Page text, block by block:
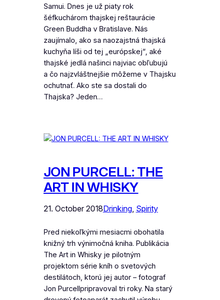
Samui. Dnes je už piaty rok
šéfkuchárom thajskej reštaurácie
Green Buddha v Bratislave. Nás
zaujímalo, ako sa naozajstná thajská
kuchyňa líši od tej „európskej“, aké
thajské jedlá našinci najviac obľubujú
a čo najzvláštnejšie môžeme v Thajsku
ochutnať. Ako ste sa dostali do
Thajska? Jeden…
JON PURCELL: THE
ART IN WHISKY
21. October 2018Drinking, Spirity
Pred niekoľkými mesiacmi obohatila
knižný trh výnimočná kniha. Publikácia
The Art in Whisky je pilotným
projektom série kníh o svetových
destilátoch, ktorú jej autor – fotograf
Jon Purcellpripravoval tri roky. Na starý